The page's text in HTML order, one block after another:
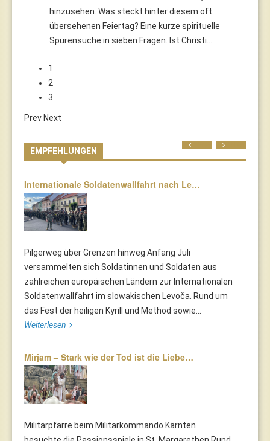
hinzusehen. Was steckt hinter diesem oft
übersehenen Feiertag? Eine kurze spirituelle
Spurensuche in sieben Fragen. Ist Christi…
1
2
3
PrevNext
EMPFEHLUNGEN
Internationale Soldatenwallfahrt nach Le…
Pilgerweg über Grenzen hinweg Anfang Juli
versammelten sich Soldatinnen und Soldaten aus
zahlreichen europäischen Ländern zur Internationalen
Soldatenwallfahrt im slowakischen Levoča. Rund um
das Fest der heiligen Kyrill und Method sowie...
Weiterlesen
Mirjam – Stark wie der Tod ist die Liebe…
Militärpfarre beim Militärkommando Kärnten